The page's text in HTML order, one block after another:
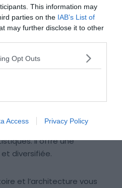
This information may
parties on the IAB’s List of
may further disclose it to other
Opt Outs
Access Privacy Policy
Shutterstock – Ritu Manoj Jethani
:
vitrine de l’art européen. Ici,
page d’histoire à
Des fresques de la
baroques, ce lieu capture
Il offre une
diversifiée.
et l’architecture vous